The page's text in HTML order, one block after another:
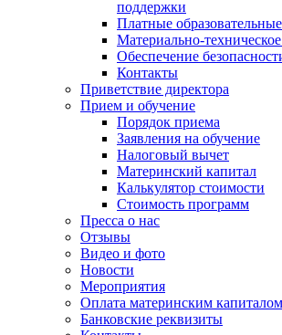
поддержки
Платные
Материально-
Обеспечение
Контакты
Приветствие директора
Прием и обучение
Порядок приема
Заявления на обучение
Налоговый вычет
Материнский капитал
Калькулятор стоимости
Стоимость программ
Пресса о нас
Отзывы
Видео и фото
Новости
Мероприятия
Оплата материнским капиталом
Банковские реквизиты